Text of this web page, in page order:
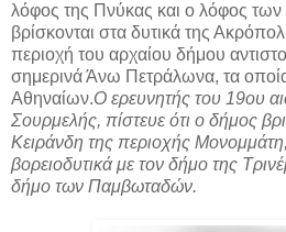
λόφος της Πνύκας και ο λόφος
βρίσκονται στα δυτικά της
περιοχή του αρχαίου δήμου
σημερινά Άνω Πετράλωνα, τα
Αθηναίων.Ο ερευνητής του 19ου
Σουρμελής, πίστευε ότι ο δήμος
Κειράνδη της περιοχής
βορειοδυτικά με τον δήμο της
δήμο των Παμβωταδών.